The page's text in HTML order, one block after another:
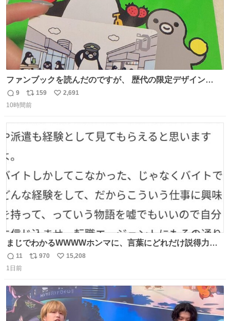
ファンブックを読んだのですが、 歴代の限定デザイン
Suicaの中に、私のSuicaが載ってないのです。 これは、
たしか2008〜2010年くらいにいただきました。 オークシ
ます。 タモっとしたお股がすごくいい。 これ何記念の
Suicaなんだろう…
返
信
9
リ
ポ
ト
数
159
い
数
2,691
10時間前
まじでわかるWWWWホンマに、言葉にどれだけ説得力を
持たせるかだし、自分でそれが本当だと信じないと相手も
騙せられん 私なんか就活中に存在しない記憶作り出してた
返
信
11
リ
ト
数
970
い
数
15,208
1日前